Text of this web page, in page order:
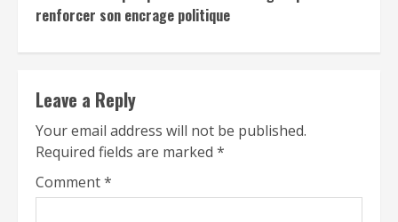
renforcer son encrage politique
Leave a Reply
Your email address will not be published.
Required fields are marked *
Comment*